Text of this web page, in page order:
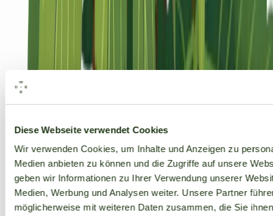
Diese Webseite verwendet Cookies
Wir verwenden Cookies, um Inhalte und Anzeigen zu
Medien anbieten zu können und die Zugriffe auf unsere
geben wir Informationen zu Ihrer Verwendung unserer
Medien, Werbung und Analysen weiter. Unsere Partner
möglicherweise mit weiteren Daten zusammen, die Sie